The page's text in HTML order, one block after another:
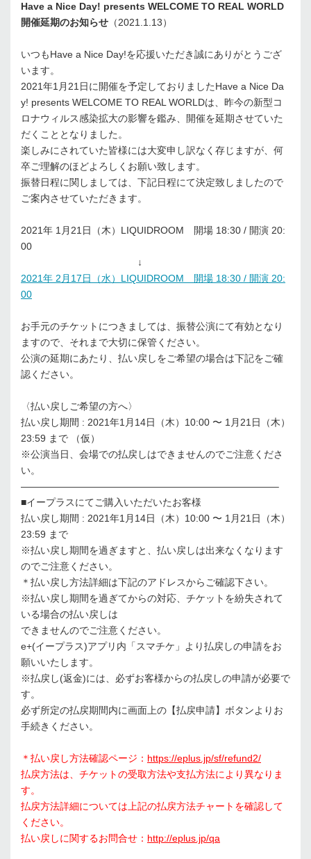
Have a Nice Day! presents WELCOME TO REAL WORLD
開催延期のお知らせ （2021.1.13）
いつもHave a Nice Day!を応援いただき誠にありがとうござ
います。
2021年1月21日に開催を予定しておりましたHave a Nice Da
y! presents WELCOME TO REAL WORLDは、昨今の新型コ
ロナウィルス感染拡大の影響を鑑み、開催を延期させていた
だくこととなりました。
楽しみにされていた皆様には大変申し訳なく存じますが、何
卒ご理解のほどよろしくお願い致します。
振替日程に関しましては、下記日程にて決定致しましたので
ご案内させていただきます。
2021年 1月21日（木）LIQUIDROOM 開場 18:30 / 開演 20:
00
↓
2021年 2月17日（水）LIQUIDROOM 開場 18:30 / 開演 20:
00
お手元のチケットにつきましては、振替公演にて有効となり
ますので、それまで大切に保管ください。
公演の延期にあたり、払い戻しをご希望の場合は下記をご確
認ください。
〈払い戻しご希望の方へ〉
払い戻し期間 : 2021年1月14日（木）10:00 〜 1月21日（木）
23:59 まで （仮）
※公演当日、会場での払戻しはできませんのでご注意くださ
い。
——————————————————————————–
■イープラスにてご購入いただいたお客様
払い戻し期間 : 2021年1月14日（木）10:00 〜 1月21日（木）
23:59 まで
※払い戻し期間を過ぎますと、払い戻しは出来なくなります
のでご注意ください。
＊払い戻し方法詳細は下記のアドレスからご確認下さい。
※払い戻し期間を過ぎてからの対応、チケットを紛失されて
いる場合の払い戻しは
できませんのでご注意ください。
e+(イープラス)アプリ内「スマチケ」より払戻しの申請をお
願いいたします。
※払戻し(返金)には、必ずお客様からの払戻しの申請が必要で
す。
必ず所定の払戻期間内に画面上の【払戻申請】ボタンよりお
手続きください。
＊払い戻し方法確認ページ： https://eplus.jp/sf/refund2/
払戻方法は、チケットの受取方法や支払方法により異なりま
す。
払戻方法詳細については上記の払戻方法チャートを確認して
ください。
払い戻しに関するお問合せ： http://eplus.jp/qa